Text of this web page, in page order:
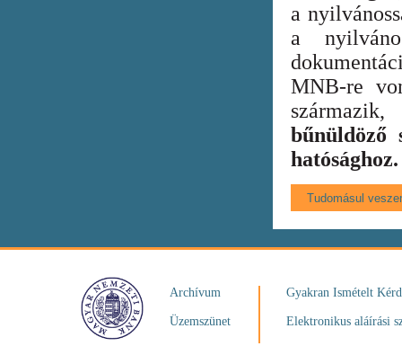
a
a
MNB-re
bűnüldöző
hatósághoz.
Archívum
Üzemszünet
Gyakran Ismételt
Elektronikus aláírási